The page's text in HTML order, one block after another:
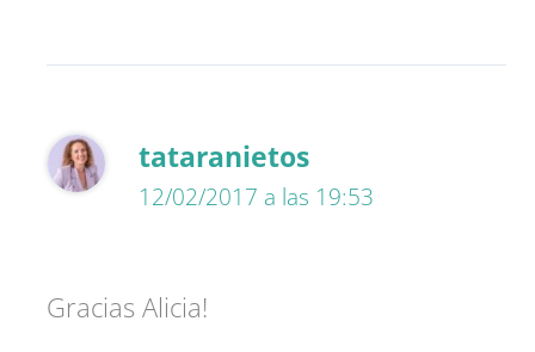
tataranietos
12/02/2017 a las 19:53
Gracias Alicia!